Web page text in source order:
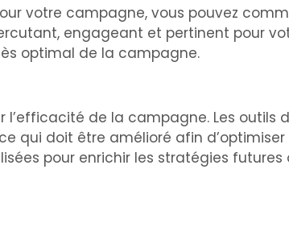
votre campagne, vous pouvez
engageant et pertinent pour
optimal de la campagne.
de la campagne. Les outils
qui doit être amélioré afin
pour enrichir les stratégies